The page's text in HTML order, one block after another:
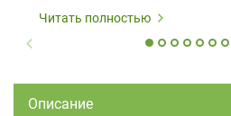
Читать полностью
Описание